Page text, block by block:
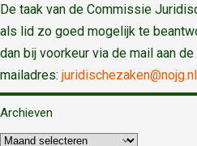
De taak van de Commissie
als lid zo goed mogelijk te
dan bij voorkeur via de mail aan
mailadres:
Archieven